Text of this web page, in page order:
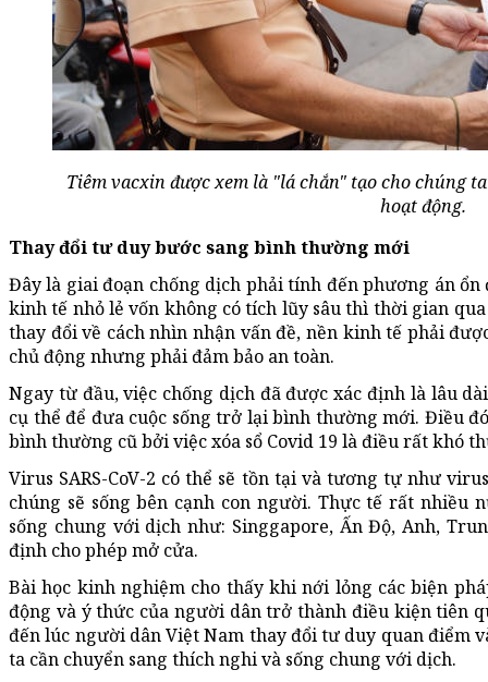
Tiêm vacxin được xem là "lá chắn" tạo cho chúng
hoạt động.
Thay đổi tư duy bước sang bình thường mới
Đây là giai đoạn chống dịch phải tính đến phương án
kinh tế nhỏ lẻ vốn không có tích lũy sâu thì thời gian
thay đổi về cách nhìn nhận vấn đề, nền kinh tế phải
chủ động nhưng phải đảm bảo an toàn.
Ngay từ đầu, việc chống dịch đã được xác định là lâu
cụ thể để đưa cuộc sống trở lại bình thường mới. Điều
bình thường cũ bởi việc xóa sổ Covid 19 là điều rất khó
Virus SARS-CoV-2 có thể sẽ tồn tại và tương tự như
chúng sẽ sống bên cạnh con người. Thực tế rất
sống chung với dịch như: Singgapore, Ấn Độ, Anh,
định cho phép mở cửa.
Bài học kinh nghiệm cho thấy khi nới lỏng các biện
động và ý thức của người dân trở thành điều kiện tiên
đến lúc người dân Việt Nam thay đổi tư duy quan điểm
ta cần chuyển sang thích nghi và sống chung với dịch.